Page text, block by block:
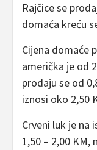
Rajčice se
domaća kreću
Cijena domaće
američka je od
prodaju se od
iznosi oko 2,50
Crveni luk je na
1,50 – 2,00 KM,